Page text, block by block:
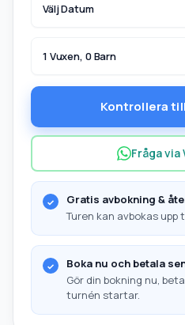
Välj Datum
1 Vuxen, 0 Barn
Kontrollera
Fråga via
Gratis avbokning &
Turen kan avbokas
Boka nu och betala
Gör din bokning nu,
turnén startar.